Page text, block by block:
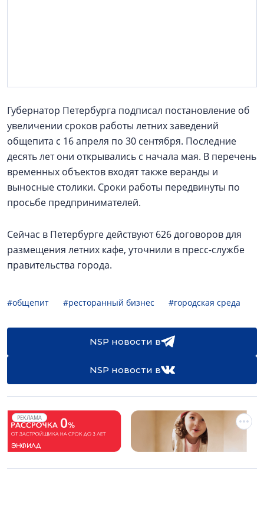
Губернатор Петербурга подписал постановление об
увеличении сроков работы летних заведений
общепита с 16 апреля по 30 сентября. Последние
десять лет они открывались с начала мая. В перечень
временных объектов входят также веранды и
выносные столики. Сроки работы передвинуты по
просьбе предпринимателей.
Сейчас в Петербурге действуют 626 договоров для
размещения летних кафе, уточнили в пресс-службе
правительства города.
#общепит #ресторанный бизнес #городская среда
NSP новости в
NSP новости в
РЕКЛАМА